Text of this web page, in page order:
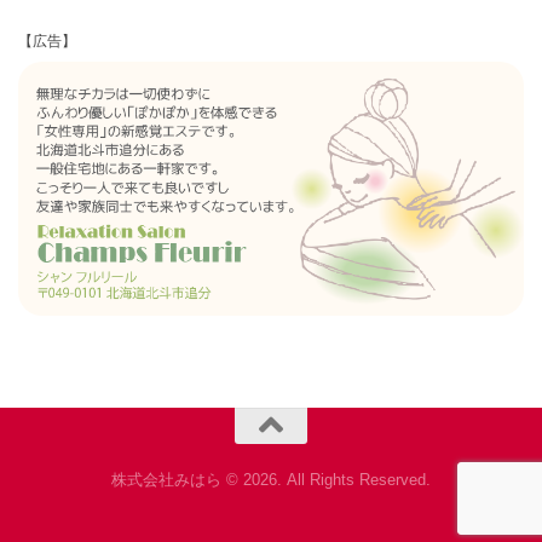
【広告】
株式会社みはら © 2026. All Rights Reserved.